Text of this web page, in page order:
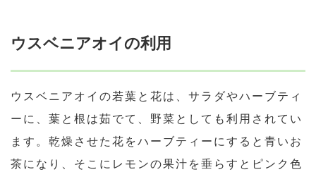
ウスベニアオイの利用
ウスベニアオイの若葉と花は、サラダやハーブティ
ーに、葉と根は茹でて、野菜としても利用されてい
ます。乾燥させた花をハーブティーにすると青いお
茶になり、そこにレモンの果汁を垂らすとピンク色